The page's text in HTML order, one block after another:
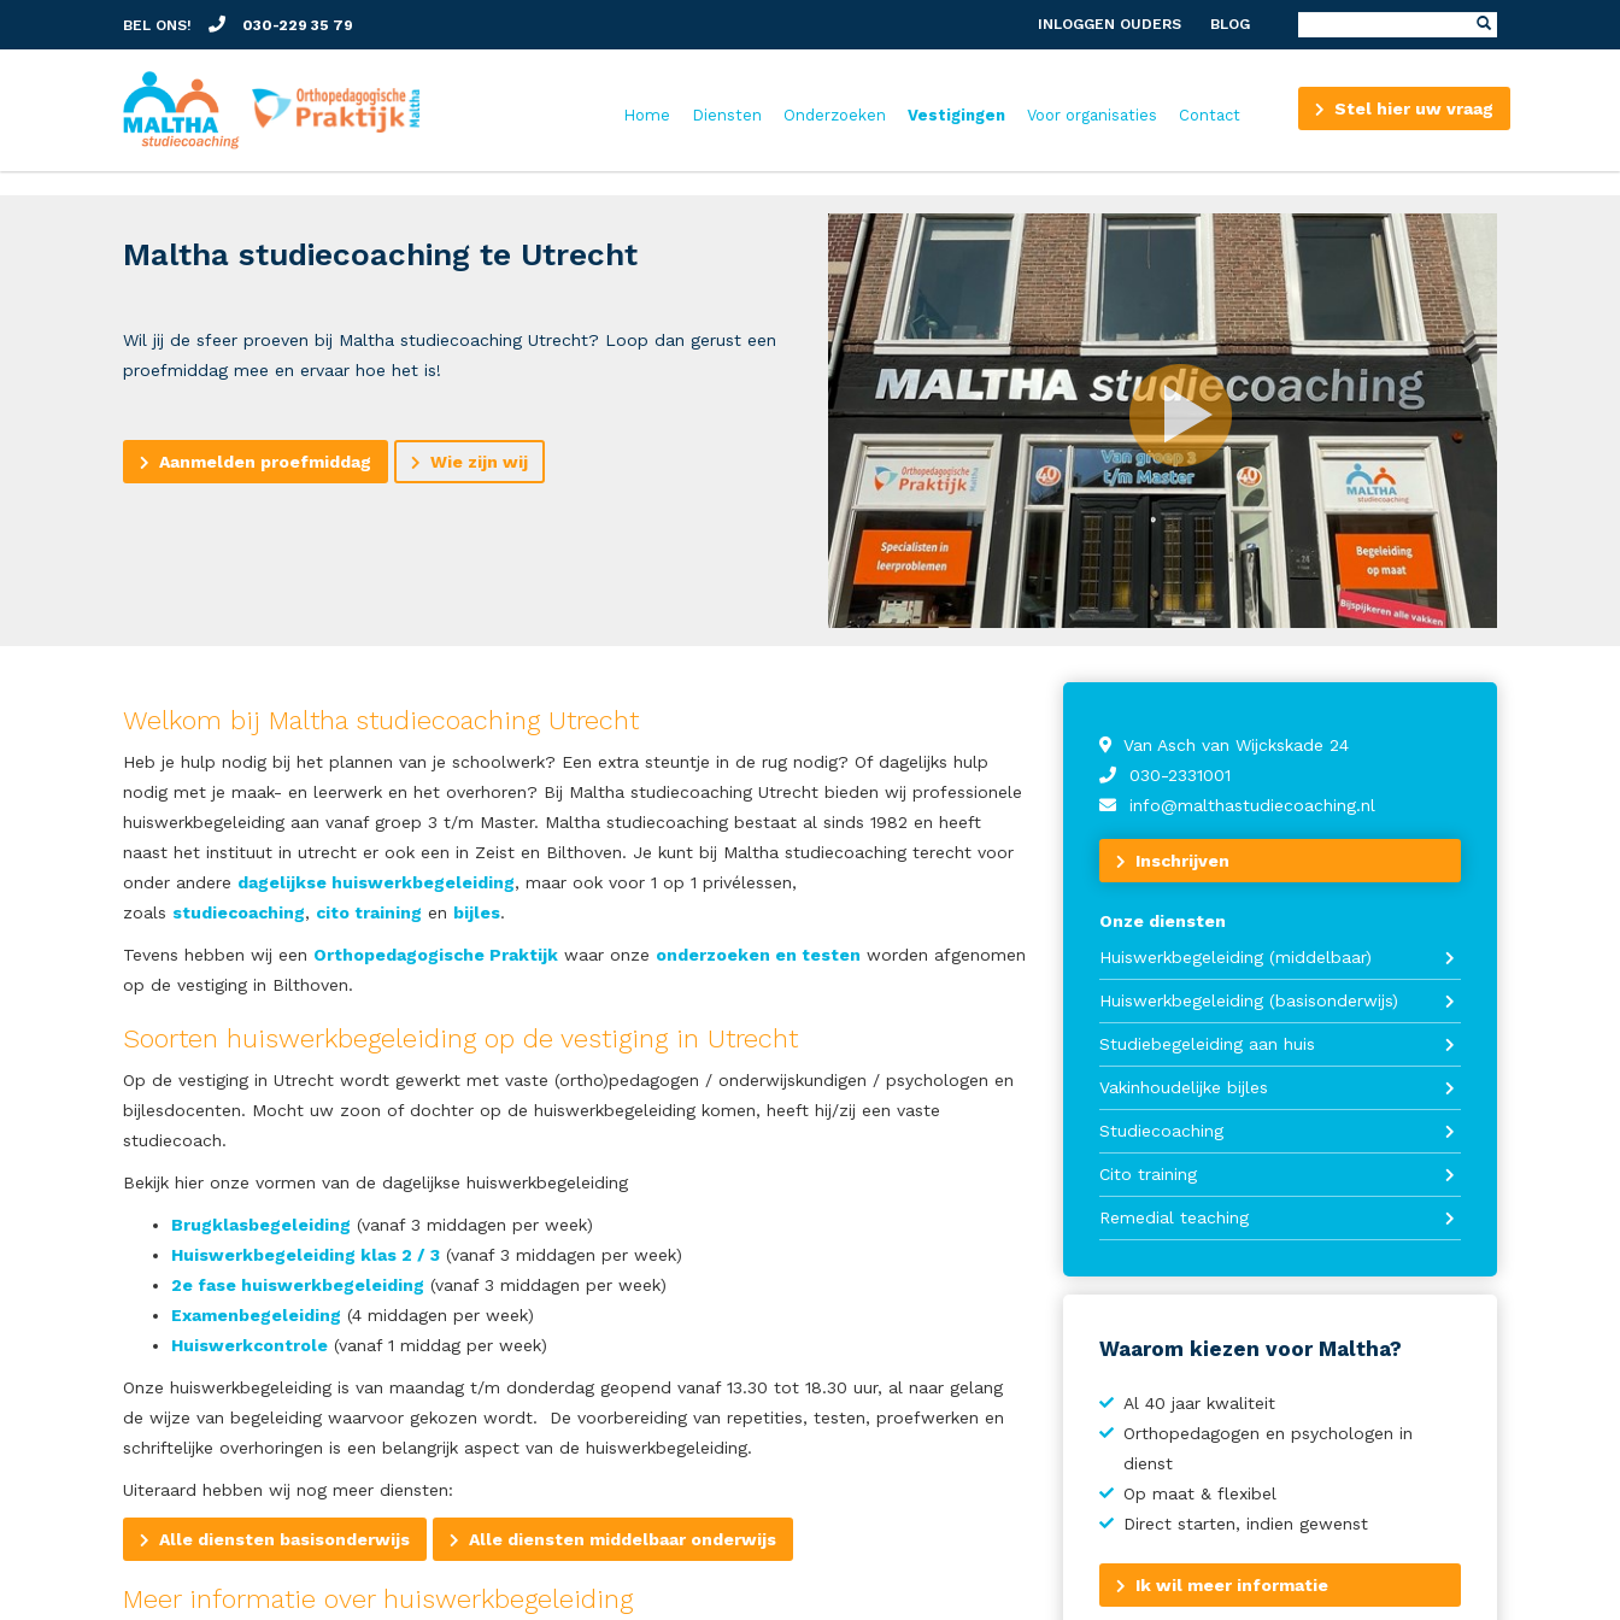
BEL ONS! 030-229 35 79 INLOGGEN OUDERS BLOG
Home Diensten Onderzoeken Vestigingen Voor organisaties Contact Stel hier uw vraag
Maltha studiecoaching te Utrecht
Wil jij de sfeer proeven bij Maltha studiecoaching Utrecht? Loop dan gerust een
proefmiddag mee en ervaar hoe het is!
Aanmelden proefmiddag Wie zijn wij
Welkom bij Maltha studiecoaching Utrecht
Heb je hulp nodig bij het plannen van je schoolwerk? Een extra steuntje in de rug nodig? Of dagelijks hulp
nodig met je maak- en leerwerk en het overhoren? Bij Maltha studiecoaching Utrecht bieden wij professionele
huiswerkbegeleiding aan vanaf groep 3 t/m Master. Maltha studiecoaching bestaat al sinds 1982 en heeft
naast het instituut in utrecht er ook een in Zeist en Bilthoven. Je kunt bij Maltha studiecoaching terecht voor
onder andere dagelijkse huiswerkbegeleiding, maar ook voor 1 op 1 privélessen,
zoals studiecoaching, cito training en bijles.
Tevens hebben wij een Orthopedagogische Praktijk waar onze onderzoeken en testen worden afgenomen
op de vestiging in Bilthoven.
Soorten huiswerkbegeleiding op de vestiging in Utrecht
Op de vestiging in Utrecht wordt gewerkt met vaste (ortho)pedagogen / onderwijskundigen / psychologen en
bijlesdocenten. Mocht uw zoon of dochter op de huiswerkbegeleiding komen, heeft hij/zij een vaste
studiecoach.
Bekijk hier onze vormen van de dagelijkse huiswerkbegeleiding
Brugklasbegeleiding (vanaf 3 middagen per week)
Huiswerkbegeleiding klas 2 / 3 (vanaf 3 middagen per week)
2e fase huiswerkbegeleiding (vanaf 3 middagen per week)
Examenbegeleiding (4 middagen per week)
Huiswerkcontrole (vanaf 1 middag per week)
Onze huiswerkbegeleiding is van maandag t/m donderdag geopend vanaf 13.30 tot 18.30 uur, al naar gelang
de wijze van begeleiding waarvoor gekozen wordt. De voorbereiding van repetities, testen, proefwerken en
schriftelijke overhoringen is een belangrijk aspect van de huiswerkbegeleiding.
Uiteraard hebben wij nog meer diensten:
Alle diensten basisonderwijs Alle diensten middelbaar onderwijs
Meer informatie over huiswerkbegeleiding
Van Asch van Wijckskade 24
030-2331001
info@malthastudiecoaching.nl
Inschrijven
Onze diensten
Huiswerkbegeleiding (middelbaar)
Huiswerkbegeleiding (basisonderwijs)
Studiebegeleiding aan huis
Vakinhoudelijke bijles
Studiecoaching
Cito training
Remedial teaching
Waarom kiezen voor Maltha?
Al 40 jaar kwaliteit
Orthopedagogen en psychologen in
dienst
Op maat & flexibel
Direct starten, indien gewenst
Ik wil meer informatie